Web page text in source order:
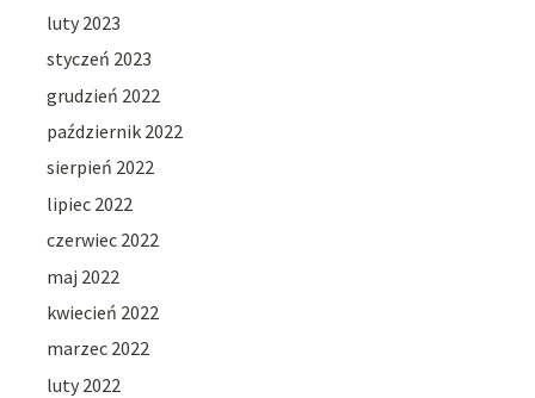
luty 2023
styczeń 2023
grudzień 2022
październik 2022
sierpień 2022
lipiec 2022
czerwiec 2022
maj 2022
kwiecień 2022
marzec 2022
luty 2022